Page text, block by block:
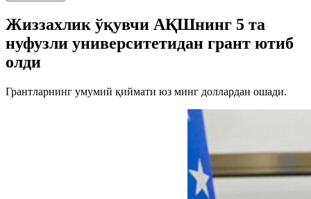
Жиззахлик ўқувчи АҚШнинг 5 та
нуфузли университетидан грант ютиб
олди
Грантларнинг умумий қиймати юз минг доллардан ошади.